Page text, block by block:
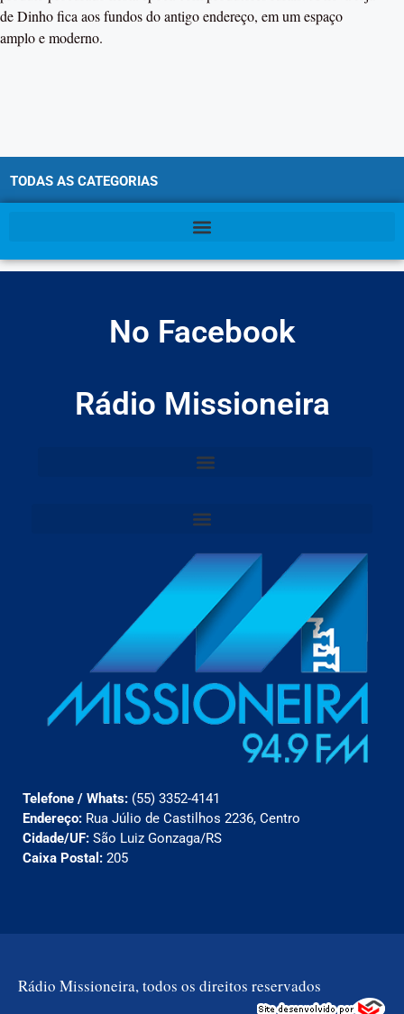
de Dinho fica aos fundos do antigo endereço, em um espaço
amplo e moderno.
TODAS AS CATEGORIAS
No Facebook
Rádio Missioneira
Telefone / Whats: (55) 3352-4141
Endereço: Rua Júlio de Castilhos 2236, Centro
Cidade/UF: São Luiz Gonzaga/RS
Caixa Postal: 205
Rádio Missioneira, todos os direitos reservados